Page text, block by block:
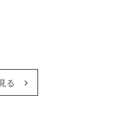
る